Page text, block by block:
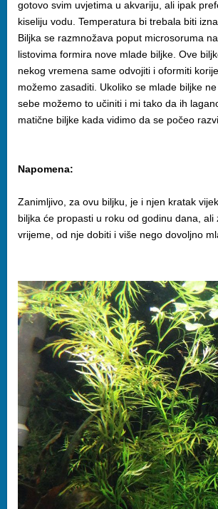
gotovo svim uvjetima u akvariju, ali ipak
kiseliju vodu. Temperatura bi trebala biti
Biljka se razmnožava poput microsoruma
listovima formira nove mlade biljke. Ove
nekog vremena same odvojiti i oformiti
možemo zasaditi. Ukoliko se mlade biljke
sebe možemo to učiniti i mi tako da ih
matične biljke kada vidimo da se počeo
Napomena:
Zanimljivo, za ovu biljku, je i njen kratak
biljka će propasti u roku od godinu dana, ali
vrijeme, od nje dobiti i više nego dovoljno